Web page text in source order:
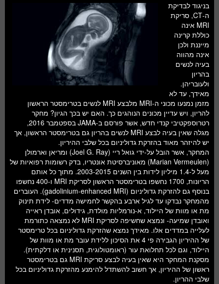
בניגוד לבדיקת
ה-CT, סריקת
MRI אינה
כוללת קרינה
מייננת ולכן
אינה מהווה
בעיה לנשים
בהריון
ולעובריהן.
מאידך, עד לא
מזמן נמנעו מכוני ה-MRI מלבצע MRI לנשים בטרימסטר הראשון
להריון, ויש עדיין מכונים הנוהגים כך. האם יש בכך הגיון? מחקר
רטרוספקטיבי קנדי חדש, אשר פורסם ב-JAMA בספטמבר 2016,
מגלה שאין בעיה לבצע MRI לנשים בהריון גם בטרימסטר הראשון, אך
יש להיזהר מאוד בהזרקת גדוליניום בכל שלבי ההיריון.
המחקר, אשר הובל על-ידי גואל ריי (Joel G. Ray) ומריאן וארמולן
(Marian Vermeulen) מאוניברסיטת אונטריו, בדק רשומות רפואיות של
מעל ל-1.4 מיליון לידות בין השנים 2003-2015. מתוך כל אותם
הריונות, 1700 נחשפו בטרימסטר הראשון לסריקת MRI ו-400 נחשפו
בנוסף גם להזרקת גדוליניום (gadolinium-enhanced MRI). העוברים
מהמחקר נבדקו עד לגיל ארבע בהקשר לחמישה מדדים- לידת תינוק
מת או מוות של היילוד, א-נורמליות מולדת, גידולים, אובדן ראייה
ואובדן שמיעה- ונמצא שחשיפה לסריקת MRI לא נמצאה כתורמת
לעלייה במדדים אלו. מאידך נמצא שהזרקת גדוליניום בכל טרימסטר
של ההיריון הגבירה פי 4 את הסיכון ללידת עובר מת או מוות של
היילוד, וגם לכל תחלואת עור (ראומטולוגית, תסנינית או דלקתית).
מסקנת המחקר היא שאין בעיה לבצע סריקת MRI גם בטרימסטר
ראשון של ההיריון, אך חשוב להשתדל להימנע מהזרקת גדוליניום בכל
שלבי ההריון.